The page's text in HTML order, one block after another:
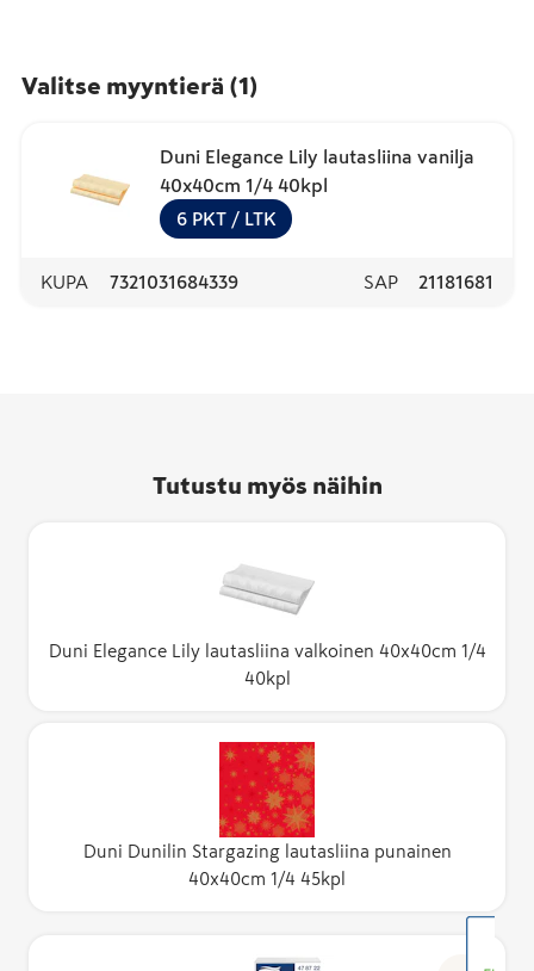
Valitse myyntierä (1)
Duni Elegance Lily lautasliina vanilja
40x40cm 1/4 40kpl
6 PKT / LTK
KUPA 7321031684339 SAP 21181681
Tutustu myös näihin
Duni Elegance Lily lautasliina valkoinen 40x40cm 1/4
40kpl
Duni Dunilin Stargazing lautasliina punainen
40x40cm 1/4 45kpl